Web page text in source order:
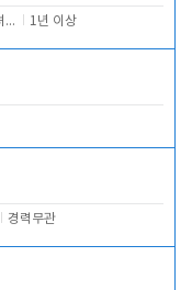
베팅.,청소<<캐셔 모셔봅니다. 1년 이상
경력무관